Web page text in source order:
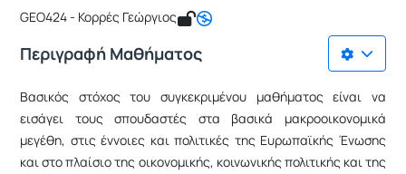
GEO424 - Κορρές Γεώργιος
Περιγραφή Μαθήματος
Βασικός στόχος του συγκεκριμένου μαθήματος είναι να
εισάγει τους σπουδαστές στα βασικά μακροοικονομικά
μεγέθη, στις έννοιες και πολιτικές της Ευρωπαϊκής Ένωσης
και στο πλαίσιο της οικονομικής, κοινωνικής πολιτικής και της